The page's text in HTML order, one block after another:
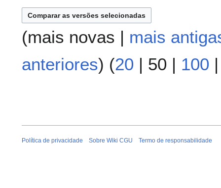
(mais novas | mais
anteriores) (20 | 50 | 100
Política de privacidade Sobre Wiki CGU Termo de responsabilidade